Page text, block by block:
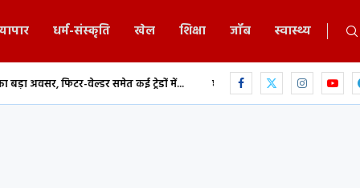
धर्म-संस्कृति खेल शिक्षा जॉब स्वास्थ्य
वेल्डर समेत कई ट्रेडों में... छत्तीसगढ़ में MBBS-BDS काउंसिलिंग का शेड्यूल जारी,